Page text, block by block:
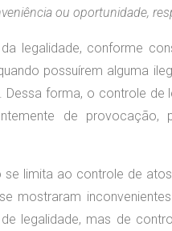
ou oportunidade,
legalidade, conforme
possuírem alguma
Dessa forma, o controle
de
se limita ao controle de
mostraram
legalidade, mas de